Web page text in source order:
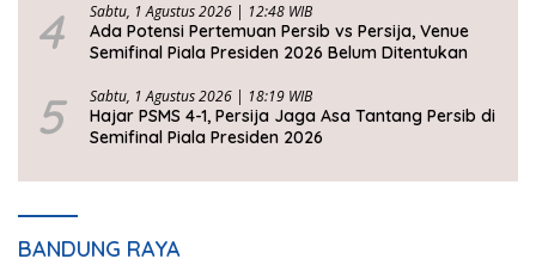
4 Sabtu, 1 Agustus 2026 | 12:48 WIB
Ada Potensi Pertemuan Persib vs Persija, Venue
Semifinal Piala Presiden 2026 Belum Ditentukan
5 Sabtu, 1 Agustus 2026 | 18:19 WIB
Hajar PSMS 4-1, Persija Jaga Asa Tantang Persib di
Semifinal Piala Presiden 2026
BANDUNG RAYA